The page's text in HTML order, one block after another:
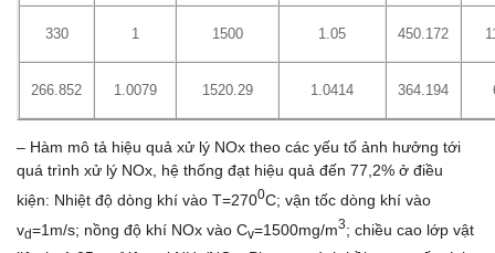
330 1 1500 1.05 450.172
266.852 1.0079 1520.29 1.0414 364.194
– Hàm mô tả hiệu quả xử lý NOx theo các yếu tố ảnh hưởng tới
quá trình xử lý NOx, hệ thống đạt hiệu quả đến 77,2% ở điều
kiện: Nhiệt độ dòng khí vào T=2700C; vận tốc dòng khí vào
vd=1m/s; nồng độ khí NOx vào Cv=1500mg/m3; chiều cao lớp vật